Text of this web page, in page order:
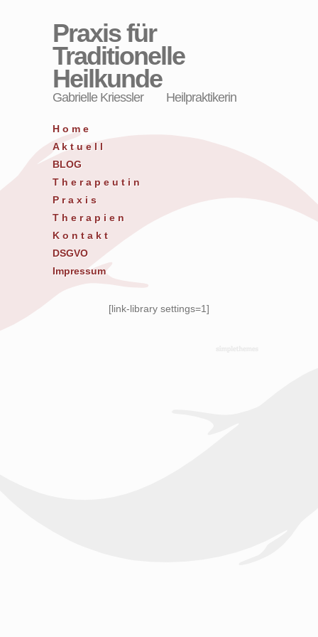
Praxis für
Traditionelle
Heilkunde
Gabrielle Kriessler Heilpraktikerin
H o m e
A k t u e l l
BLOG
T h e r a p e u t i n
P r a x i s
T h e r a p i e n
K o n t a k t
DSGVO
Impressum
[link-library settings=1]